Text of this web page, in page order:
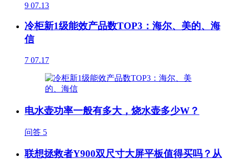
9 07.13
冷柜新1级能效产品数TOP3：海尔、美的、海
信
7 07.17
电水壶功率一般有多大，烧水壶多少W？
问答 5
联想拯救者Y900双尺寸大屏平板值得买吗？从